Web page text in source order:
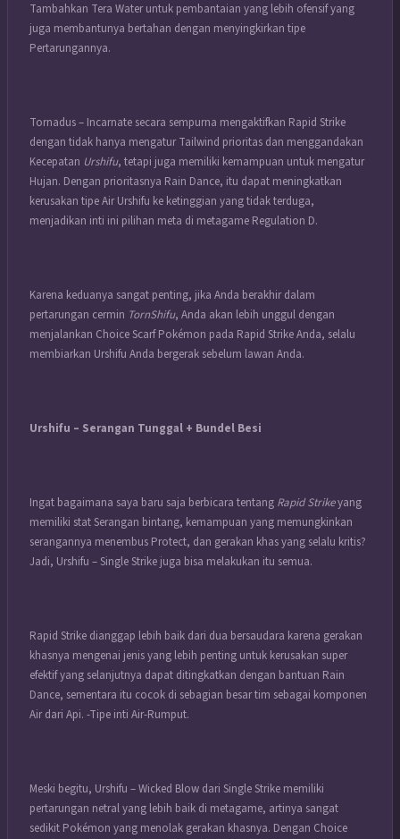
Tambahkan Tera Water untuk pembantaian yang lebih ofensif yang
juga membantunya bertahan dengan menyingkirkan tipe
Pertarungannya.
Tornadus – Incarnate secara sempurna mengaktifkan Rapid Strike
dengan tidak hanya mengatur Tailwind prioritas dan menggandakan
Kecepatan Urshifu, tetapi juga memiliki kemampuan untuk mengatur
Hujan. Dengan prioritasnya Rain Dance, itu dapat meningkatkan
kerusakan tipe Air Urshifu ke ketinggian yang tidak terduga,
menjadikan inti ini pilihan meta di metagame Regulation D.
Karena keduanya sangat penting, jika Anda berakhir dalam
pertarungan cermin TornShifu, Anda akan lebih unggul dengan
menjalankan Choice Scarf Pokémon pada Rapid Strike Anda, selalu
membiarkan Urshifu Anda bergerak sebelum lawan Anda.
Urshifu – Serangan Tunggal + Bundel Besi
Ingat bagaimana saya baru saja berbicara tentang Rapid Strikeyang
memiliki stat Serangan bintang, kemampuan yang memungkinkan
serangannya menembus Protect, dan gerakan khas yang selalu kritis?
Jadi, Urshifu – Single Strike juga bisa melakukan itu semua.
Rapid Strike dianggap lebih baik dari dua bersaudara karena gerakan
khasnya mengenai jenis yang lebih penting untuk kerusakan super
efektif yang selanjutnya dapat ditingkatkan dengan bantuan Rain
Dance, sementara itu cocok di sebagian besar tim sebagai komponen
Air dari Api. -Tipe inti Air-Rumput.
Meski begitu, Urshifu – Wicked Blow dari Single Strike memiliki
pertarungan netral yang lebih baik di metagame, artinya sangat
sedikit Pokémon yang menolak gerakan khasnya. Dengan Choice